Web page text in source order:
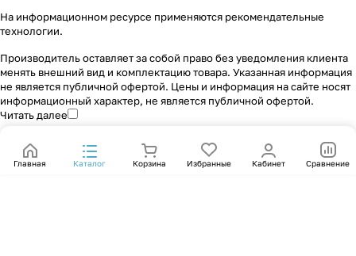
На информационном ресурсе применяются рекомендательные
технологии.
Производитель оставляет за собой право без уведомления клиента
менять внешний вид и комплектацию товара. Указанная информация
не является публичной офертой. Цены и информация на сайте носят
информационный характер, не является публичной офертой.
Читать далее
Главная Каталог Корзина Избранные Кабинет Сравнение